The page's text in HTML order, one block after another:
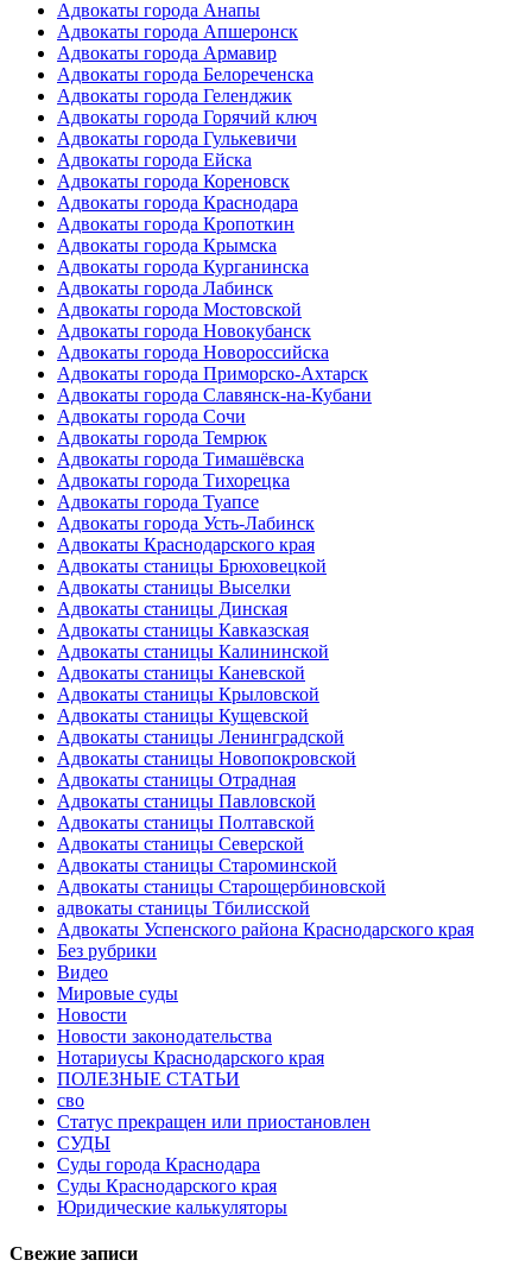
Адвокаты города Анапы
Адвокаты города Апшеронск
Адвокаты города Армавир
Адвокаты города Белореченска
Адвокаты города Геленджик
Адвокаты города Горячий ключ
Адвокаты города Гулькевичи
Адвокаты города Ейска
Адвокаты города Кореновск
Адвокаты города Краснодара
Адвокаты города Кропоткин
Адвокаты города Крымска
Адвокаты города Курганинска
Адвокаты города Лабинск
Адвокаты города Мостовской
Адвокаты города Новокубанск
Адвокаты города Новороссийска
Адвокаты города Приморско-Ахтарск
Адвокаты города Славянск-на-Кубани
Адвокаты города Сочи
Адвокаты города Темрюк
Адвокаты города Тимашёвска
Адвокаты города Тихорецка
Адвокаты города Туапсе
Адвокаты города Усть-Лабинск
Адвокаты Краснодарского края
Адвокаты станицы Брюховецкой
Адвокаты станицы Выселки
Адвокаты станицы Динская
Адвокаты станицы Кавказская
Адвокаты станицы Калининской
Адвокаты станицы Каневской
Адвокаты станицы Крыловской
Адвокаты станицы Кущевской
Адвокаты станицы Ленинградской
Адвокаты станицы Новопокровской
Адвокаты станицы Отрадная
Адвокаты станицы Павловской
Адвокаты станицы Полтавской
Адвокаты станицы Северской
Адвокаты станицы Староминской
Адвокаты станицы Старощербиновской
адвокаты станицы Тбилисской
Адвокаты Успенского района Краснодарского края
Без рубрики
Видео
Мировые суды
Новости
Новости законодательства
Нотариусы Краснодарского края
ПОЛЕЗНЫЕ СТАТЬИ
сво
Статус прекращен или приостановлен
СУДЫ
Суды города Краснодара
Суды Краснодарского края
Юридические калькуляторы
Свежие записи